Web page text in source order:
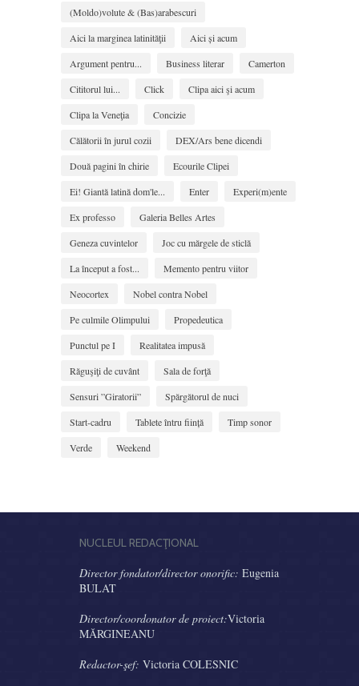
(Moldo)volute & (Bas)arabescuri
Aici la marginea latinităţii
Aici și acum
Argument pentru...
Business literar
Camerton
Cititorul lui...
Click
Clipa aici şi acum
Clipa la Veneţia
Concizie
Călătorii în jurul cozii
DEX/Ars bene dicendi
Două pagini în chirie
Ecourile Clipei
Ei! Giantă latină dom'le...
Enter
Experi(m)ente
Ex professo
Galeria Belles Artes
Geneza cuvintelor
Joc cu mărgele de sticlă
La început a fost...
Memento pentru viitor
Neocortex
Nobel contra Nobel
Pe culmile Olimpului
Propedeutica
Punctul pe I
Realitatea impusă
Răguşiţi de cuvânt
Sala de forţă
Sensuri ”Giratorii”
Spărgătorul de nuci
Start-cadru
Tablete întru ființă
Timp sonor
Verde
Weekend
NUCLEUL REDACŢIONAL
Director fondator/director onorific: Eugenia
BULAT
Director/coordonator de proiect:Victoria
MĂRGINEANU
Redactor-şef: Victoria COLESNIC